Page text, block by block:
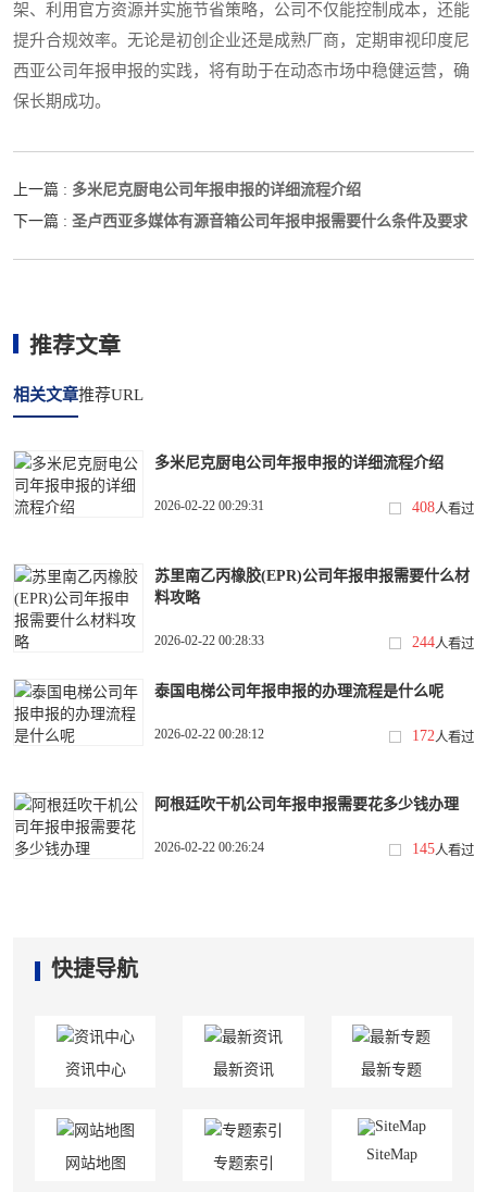
架、利用官方资源并实施节省策略，公司不仅能控制成本，还能
提升合规效率。无论是初创企业还是成熟厂商，定期审视印度尼
西亚公司年报申报的实践，将有助于在动态市场中稳健运营，确
保长期成功。
上一篇 : 多米尼克厨电公司年报申报的详细流程介绍
下一篇 : 圣卢西亚多媒体有源音箱公司年报申报需要什么条件及要求
推荐文章
相关文章推荐URL
多米尼克厨电公司年报申报的详细流程介绍
2026-02-22 00:29:31 408人看过
苏里南乙丙橡胶(EPR)公司年报申报需要什么材
料攻略
2026-02-22 00:28:33 244人看过
泰国电梯公司年报申报的办理流程是什么呢
2026-02-22 00:28:12 172人看过
阿根廷吹干机公司年报申报需要花多少钱办理
2026-02-22 00:26:24 145人看过
快捷导航
资讯中心 最新资讯 最新专题
网站地图 专题索引
SiteMap